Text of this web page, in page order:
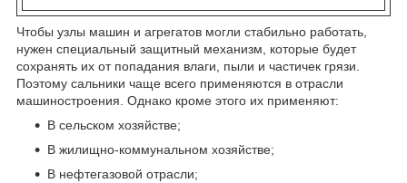
Чтобы узлы машин и агрегатов могли стабильно работать,
нужен специальный защитный механизм, которые будет
сохранять их от попадания влаги, пыли и частичек грязи.
Поэтому сальники чаще всего применяются в отрасли
машиностроения. Однако кроме этого их применяют:
В сельском хозяйстве;
В жилищно-коммунальном хозяйстве;
В нефтегазовой отрасли;